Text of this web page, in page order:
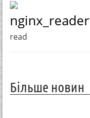
nginx_reader
read
Більше новин